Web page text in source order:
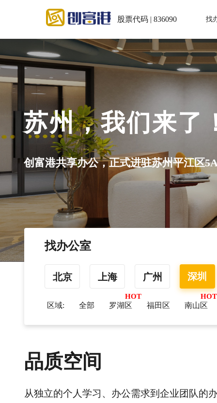
股票代码 | 836090 找
找办公室
北京 上海 广州 深圳
区域: 全部 罗湖区 福田区 南山区
品质空间
从独立的个人学习、办公需求到企业团队的